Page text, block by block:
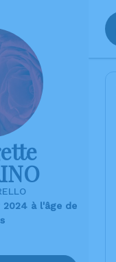
2024 à l'âge de